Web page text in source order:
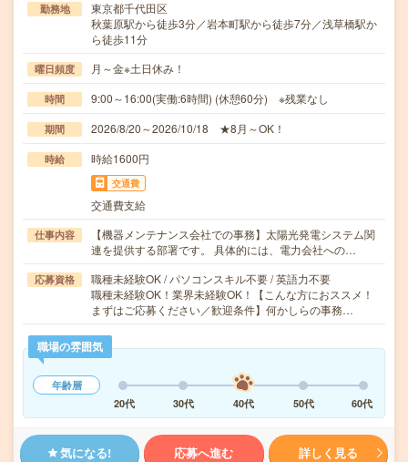
勤務地
東京都千代田区
秋葉原駅から徒歩3分／岩本町駅から徒歩7分／浅草橋駅か
ら徒歩11分
曜日頻度 月～金※土日休み！
時間 9:00～16:00(実働:6時間) (休憩60分) ※残業なし
期間 2026/8/20～2026/10/18 ★8月～OK！
時給 時給1600円
交通費
交通費支給
仕事内容
【機器メンテナンス会社での事務】太陽光発電システム関
連を提供する部署です。 具体的には、電力会社への…
応募資格
職種未経験OK / パソコンスキル不要 / 英語力不要
職種未経験OK！業界未経験OK！【こんな方におススメ！
まずはご応募ください／歓迎条件】何かしらの事務…
職場の雰囲気
年齢層
20代
30代 40代 50代 60代
気になる! 応募へ進む 詳しく見る